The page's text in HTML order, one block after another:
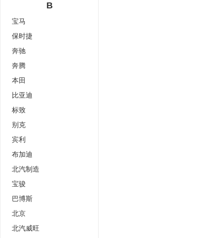
B
宝马
保时捷
奔驰
奔腾
本田
比亚迪
标致
别克
宾利
布加迪
北汽制造
宝骏
巴博斯
北京
北汽威旺